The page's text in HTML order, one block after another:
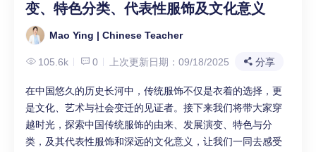
变、特色分类、代表性服饰及文化意义
Mao Ying | Chinese Teacher
105.6k 0 上次更新日期：09/18/2025 分享
在中国悠久的历史长河中，传统服饰不仅是衣着的选择，更
是文化、艺术与社会变迁的见证者。接下来我们将带大家穿
越时光，探索中国传统服饰的由来、发展演变、特色与分
类，及其代表性服饰和深远的文化意义，让我们一同去感受